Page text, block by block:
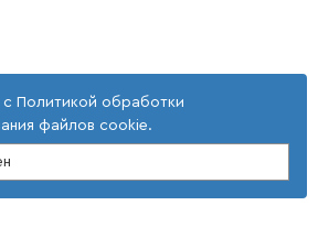
с Политикой обработки
файлов cookie.